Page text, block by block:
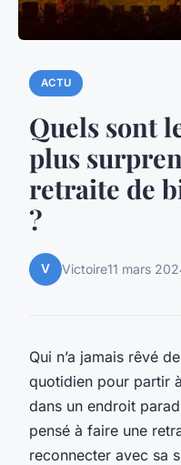
ACTU
Quels sont
plus
retraite de
?
V Victoire11 mars
Qui n’a jamais rêvé
quotidien pour partir
dans un endroit
pensé à faire une
reconnecter avec sa